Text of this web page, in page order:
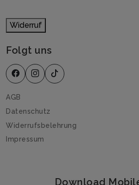
Widerruf
Folgt uns
AGB
Datenschutz
Widerrufsbelehrung
Impressum
Download